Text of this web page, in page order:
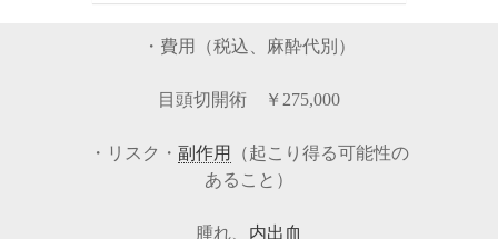
・費用（税込、麻酔代別）
目頭切開術 ￥275,000
・リスク・ 副作用
（起こり得る可能性の
あること）
腫れ、 内出血